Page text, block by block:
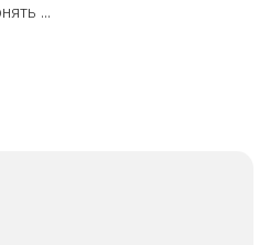
...